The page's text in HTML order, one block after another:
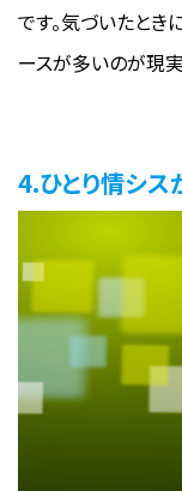
です。気づいたとき
ースが多いのが現実
4.ひとり情シス